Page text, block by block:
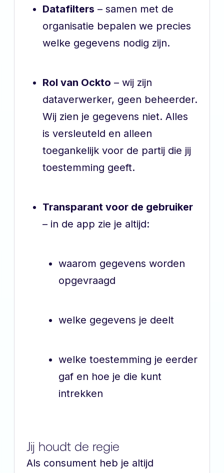
Datafilters – samen met de
organisatie bepalen we precies
welke gegevens nodig zijn.
Rol van Ockto – wij zijn
dataverwerker, geen beheerder.
Wij zien je gegevens niet. Alles
is versleuteld en alleen
toegankelijk voor de partij die jij
toestemming geeft.
Transparant voor de gebruiker
– in de app zie je altijd:
waarom gegevens worden
opgevraagd
welke gegevens je deelt
welke toestemming je eerder
gaf en hoe je die kunt
intrekken
Jij houdt de regie
Als consument heb je altijd